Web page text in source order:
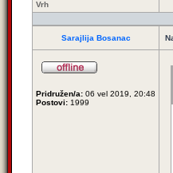
Vrh
Sarajlija Bosanac
Pridružen/a: 06 vel 2019, 20:48
Postovi: 1999